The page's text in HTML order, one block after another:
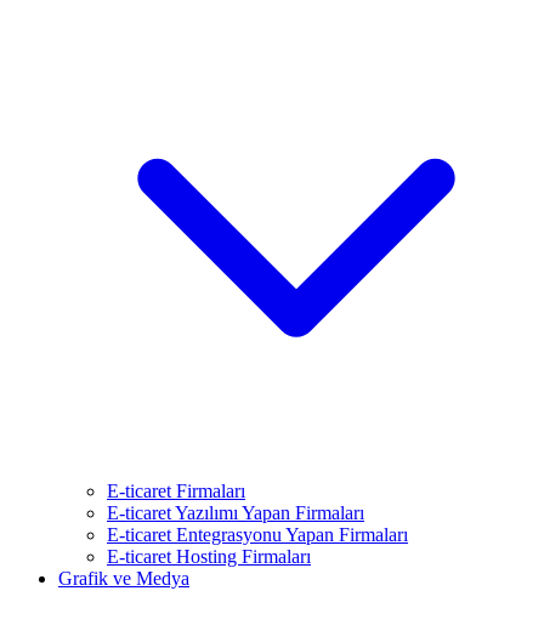
E-ticaret Firmaları
E-ticaret Yazılımı Yapan Firmaları
E-ticaret Entegrasyonu Yapan Firmaları
E-ticaret Hosting Firmaları
Grafik ve Medya